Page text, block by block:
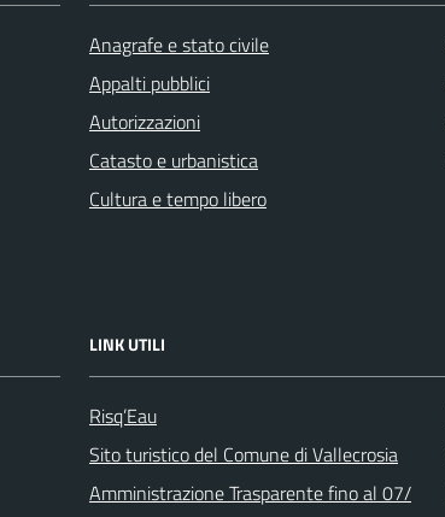
Anagrafe e stato civile
Appalti pubblici
Autorizzazioni
Catasto e urbanistica
Cultura e tempo libero
LINK UTILI
Risq’Eau
Sito turistico del Comune di Vallecrosia
Amministrazione Trasparente fino al 07/